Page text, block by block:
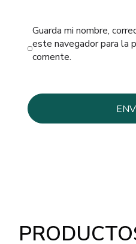
Guarda mi nombre,
este navegador para la
comente.